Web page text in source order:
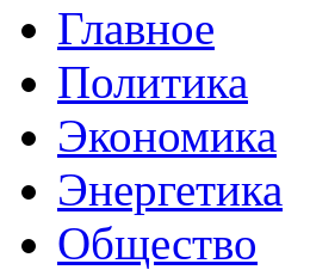
Главное
Политика
Экономика
Энергетика
Общество